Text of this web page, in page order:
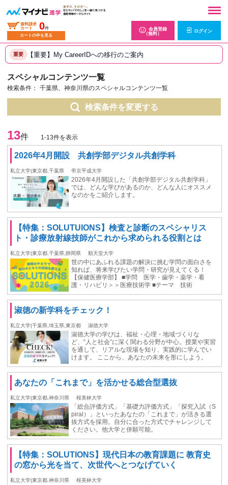
資料請求
カート
0件
カートの中を見る
会員登録
（無料）
ログイン
重要 【重要】My CareerIDへの移行のご案内
スペシャルコンテンツ一覧
検索条件： 千葉県、神奈川県のスペシャルコンテンツ一覧
検索条件を変更する
13件 1-13件を表示
2026年4月開設 共創学部デジタル共創学科
私立大学|東京都,千葉県 帝京平成大学
2026年4月開設した「共創学部デジタル共創学科」
では、どんな学びがあるのか、どんな人にオススメ
なのかをご紹介します。
【特集：SOLUTUIONS】検査と診断のスペシャリス
ト・診療放射線技師がこれから求められる役割とは
私立大学|東京都,千葉県,静岡県 順天堂大学
世の中にあふれる課題の解決に挑む学問の面白さを
知れば、将来学びたい学問・研究が見えてくる！
【保健医療学部】 ■学問 医学・歯学・薬学・看
護・リハビリ＞＞医療技術学 ■テーマ 技術
淑徳の新学科をチェック！
私立大学|千葉県,埼玉県,東京都 淑徳大学
淑徳大学の学びは、福祉・心理・地域づくりな
ど、“人と社会”に深く関わる分野が中心。授業や実習
を通して、リアルな現場を知り、実践的に学んでい
けます。 ここから、あなたの未来を形にしよう。
あなたの「これまで」を活かせる総合型選抜
私立大学|東京都,神奈川県 桜美林大学
「総合評価方式」「基礎力評価方式」「探究入試（S
piral）」といったあなたの「これまで」が活きる選
抜方式を採用。自分に合った方式でチャレンジして
ください。他大学と併願可能。
【特集：SOLUTIONS】現代日本の教育課題に 教育史
の窓から光を当て、次世代へとつなげていく
私立大学|東京都,神奈川県 桜美林大学